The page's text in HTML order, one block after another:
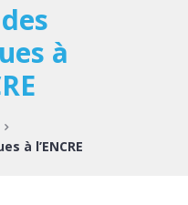
à
à l’ENCRE